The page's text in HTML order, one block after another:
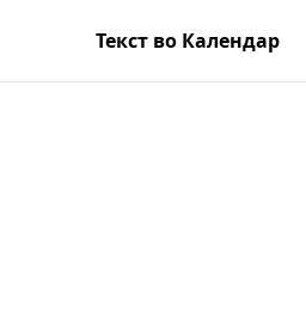
Текст во Календар